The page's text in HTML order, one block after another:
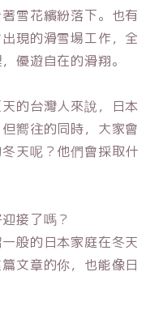
雪花繽紛落下。也有
現的滑雪場工作，全
優遊自在的滑翔。
的台灣人來說，日本
嚮往的同時，大家會
天呢？他們會採取什
接了嗎？
般的日本家庭在冬天
文章的你，也能像日